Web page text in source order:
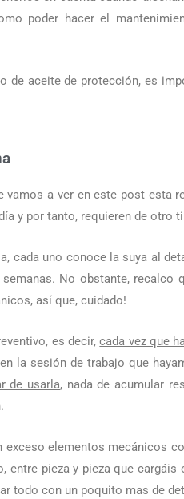
poder hacer el
aceite de protección, es
a ver en este post esta
y por tanto, requieren de otro
cada uno conoce la suya al
No obstante, recalco
así que, cuidado!
es decir,cada vez que
la sesión de trabajo que
de usarla, nada de acumular
elementos mecánicos
pieza y pieza que
todo con un poquito mas de